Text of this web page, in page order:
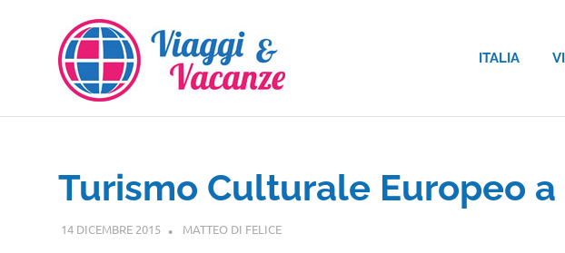
contenuto
ITALIA
Turismo Culturale Europeo
14 DICEMBRE 2015 MATTEO DI FELICEEVENTI